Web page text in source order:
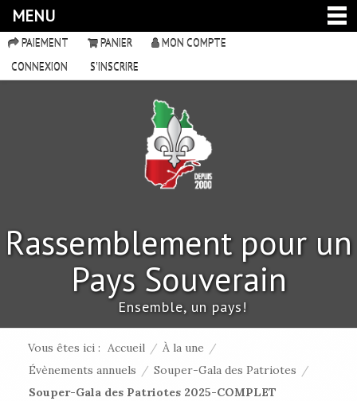
MENU
PAIEMENT PANIER
MON COMPTE
CONNEXION
S'INSCRIRE
Rassemblement pour un
Pays Souverain
Ensemble, un pays!
Vous êtes ici : Accueil / À la une /
Évènements annuels / Souper-Gala des Patriotes /
Souper-Gala des Patriotes 2025-COMPLET